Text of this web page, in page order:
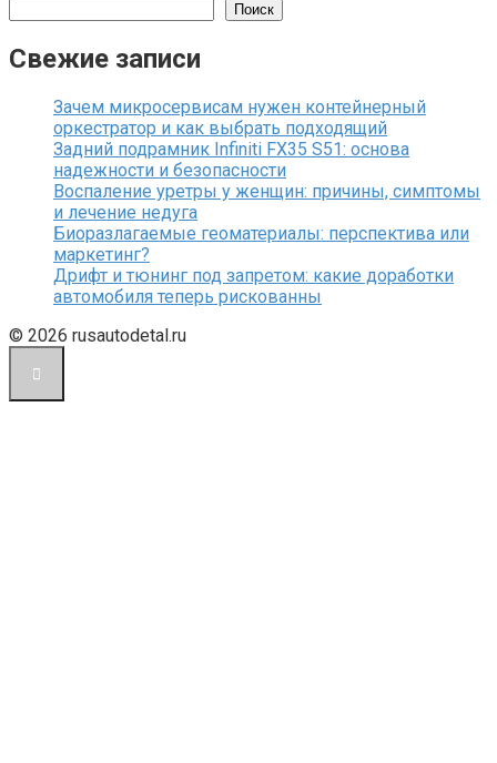
Поиск
Свежие записи
Зачем микросервисам нужен контейнерный
оркестратор и как выбрать подходящий
Задний подрамник Infiniti FX35 S51: основа
надежности и безопасности
Воспаление уретры у женщин: причины, симптомы
и лечение недуга
Биоразлагаемые геоматериалы: перспектива или
маркетинг?
Дрифт и тюнинг под запретом: какие доработки
автомобиля теперь рискованны
© 2026 rusautodetal.ru